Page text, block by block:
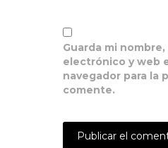
Guarda mi
electrónico y web
navegador para la
comente.